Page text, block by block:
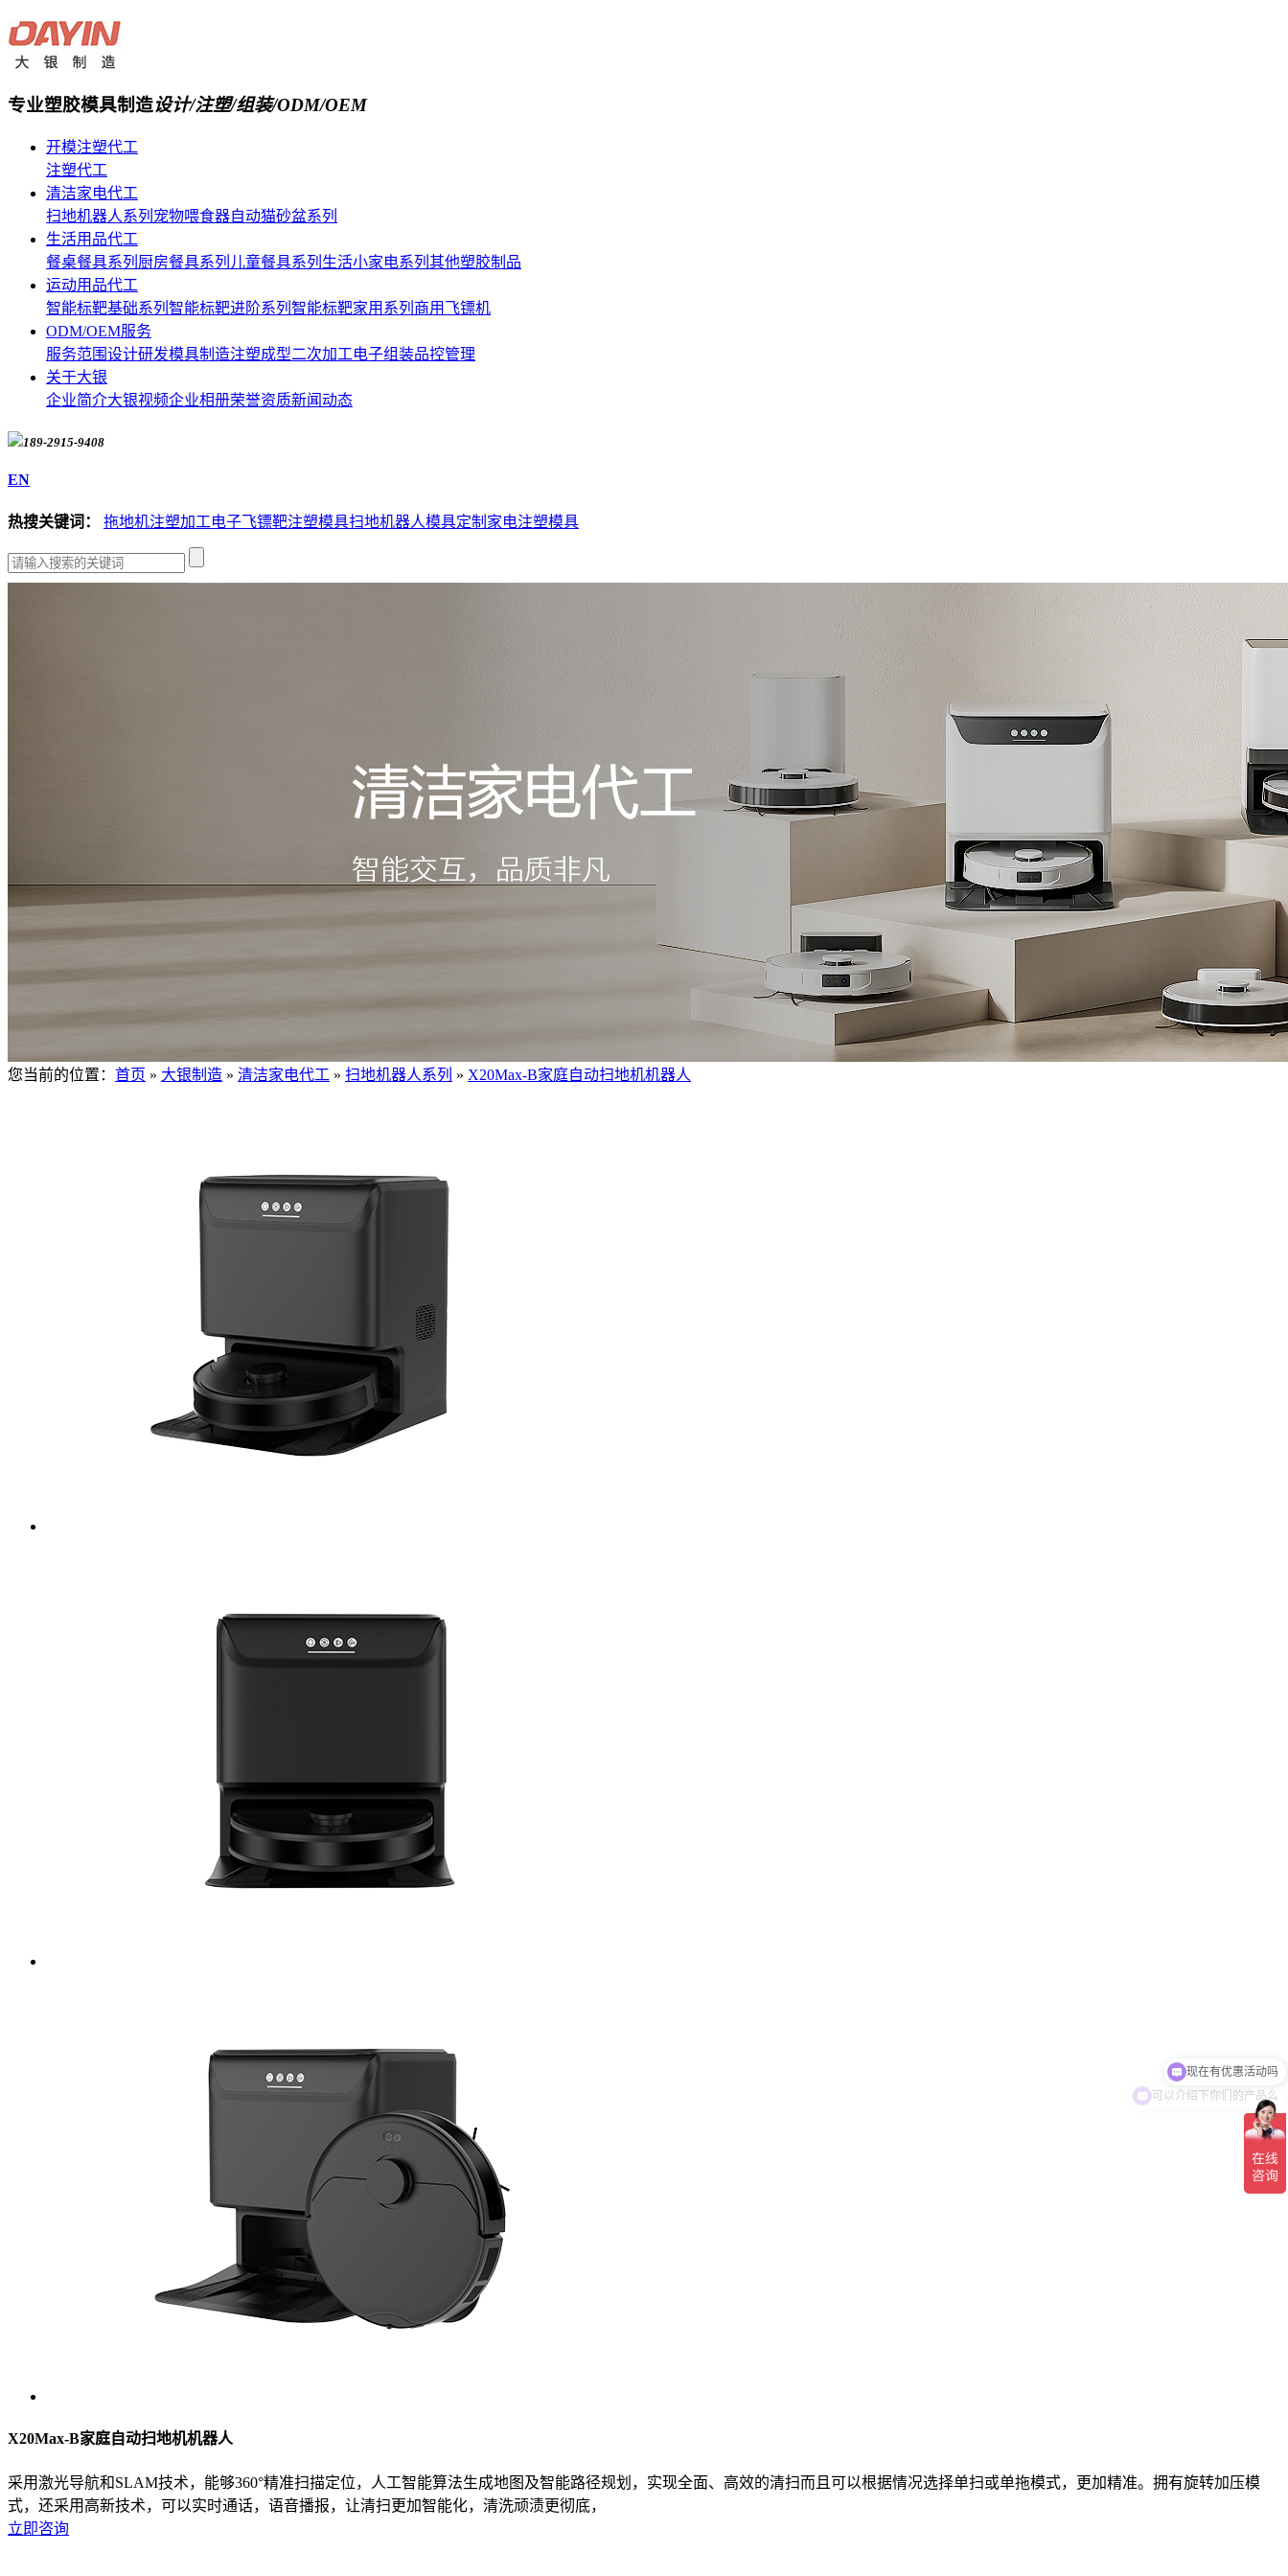
专业塑胶模具制造设计/注塑/组装/ODM/OEM
开模注塑代工
注塑代工
清洁家电代工
扫地机器人系列 宠物喂食器自动猫砂盆系列
生活用品代工
餐桌餐具系列 厨房餐具系列 儿童餐具系列 生活小家电系列 其他塑胶制品
运动用品代工
智能标靶基础系列 智能标靶进阶系列 智能标靶家用系列 商用飞镖机
ODM/OEM服务
服务范围设计研发模具制造注塑成型二次加工电子组装品控管理
关于大银
企业简介大银视频企业相册荣誉资质新闻动态
189-2915-9408
EN
热搜关键词： 拖地机注塑加工电子飞镖靶注塑模具扫地机器人模具定制 家电注塑模具
您当前的位置： 首页 » 大银制造 » 清洁家电代工 » 扫地机器人系列 » X20Max-B家庭自动扫地机机器人
X20Max-B家庭自动扫地机机器人
采用激光导航和SLAM技术，能够360°精准扫描定位，人工智能算法生成地图及智能路径规划，实现全面、高效的清扫而且可以根据情况选择单扫或单拖模式，更加精准。拥有旋转加压模
式，还采用高新技术，可以实时通话，语音播报，让清扫更加智能化，清洗顽渍更彻底，
立即咨询
可以介绍下你们的产品么